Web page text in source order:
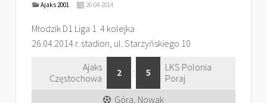
Ajaks 2001 26-04-2014
Młodzik D1 Liga 1 4 kolejka
26.04.2014 r. stadion, ul. Starzyńskiego 10
Ajaks
Częstochowa
2 : 5
LKS Polonia
Poraj
Góra, Nowak